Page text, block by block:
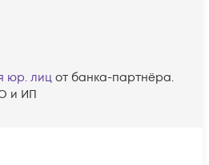
юр. лиц от банка-партнёра.
и ИП